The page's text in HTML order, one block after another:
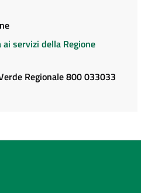
ai servizi della Regione
Regionale 800 033033